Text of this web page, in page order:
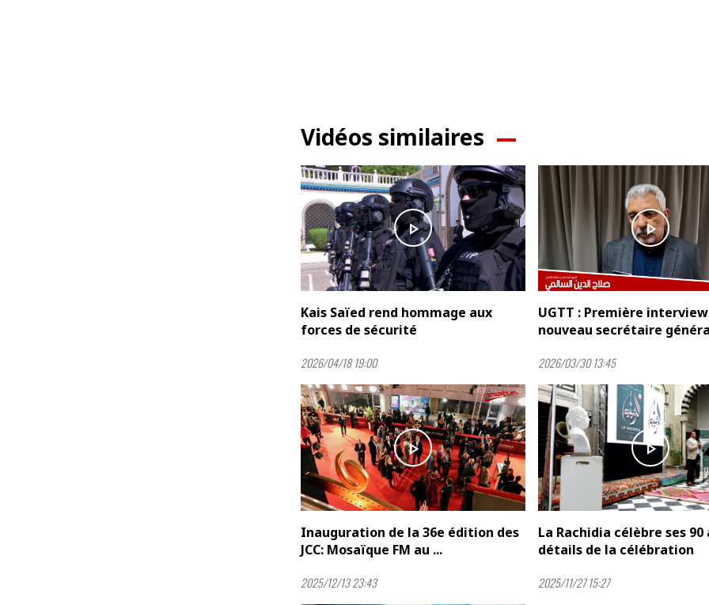
Vidéos similaires
play_arrow
Kais Saïed rend hommage aux
forces de sécurité
2026/04/18 19:00
play_arrow
UGTT : Première
nouveau secrétaire
2026/03/30 13:45
play_arrow
Inauguration de la 36e édition des
JCC: Mosaïque FM au ...
2025/12/13 23:43
play_arrow
La Rachidia célèbre ses 90
détails de la célébration
2025/11/27 15:27